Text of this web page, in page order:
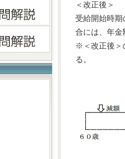
＜改正後＞
受給開始時期
合には、年金
※＜改正後＞
る。